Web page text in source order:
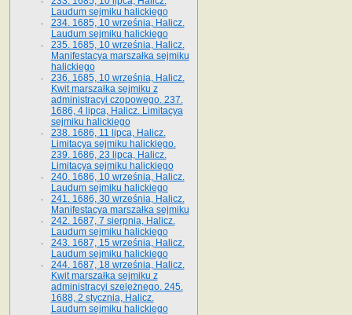
Laudum sejmiku halickiego
234. 1685, 10 września, Halicz.
Laudum sejmiku halickiego
235. 1685, 10 września, Halicz.
Manifestacya marszałka sejmiku
halickiego
236. 1685, 10 września, Halicz.
Kwit marszałka sejmiku z
administracyi czopowego. 237.
1686, 4 lipca, Halicz. Limitacya
sejmiku halickiego
238. 1686, 11 lipca, Halicz.
Limitacya sejmiku halickiego.
239. 1686, 23 lipca, Halicz.
Limitacya sejmiku halickiego
240. 1686, 10 września, Halicz.
Laudum sejmiku halickiego
241. 1686, 30 września, Halicz.
Manifestacya marszałka sejmiku
242. 1687, 7 sierpnia, Halicz.
Laudum sejmiku halickiego
243. 1687, 15 września, Halicz.
Laudum sejmiku halickiego
244. 1687, 18 września, Halicz.
Kwit marszałka sejmiku z
administracyi szelężnego. 245.
1688, 2 stycznia, Halicz.
Laudum sejmiku halickiego